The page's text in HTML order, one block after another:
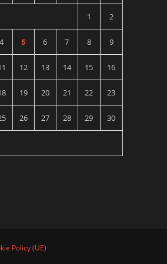
1 2
4 5 6 7 8 9
12 13 14 15 16
19 20 21 22 23
26 27 28 29 30
Policy (UE)